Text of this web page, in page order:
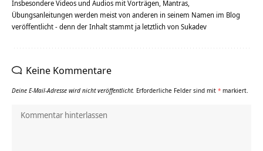
Insbesondere Videos und Audios mit Vorträgen, Mantras,
Übungsanleitungen werden meist von anderen in seinem Namen im Blog
veröffentlicht - denn der Inhalt stammt ja letztlich von Sukadev
Keine Kommentare
Deine E-Mail-Adresse wird nicht veröffentlicht. Erforderliche Felder sind mit * markiert.